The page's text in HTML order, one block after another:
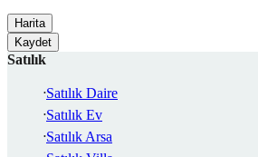
Harita
Kaydet
Satılık
Satılık Daire
Satılık Ev
Satılık Arsa